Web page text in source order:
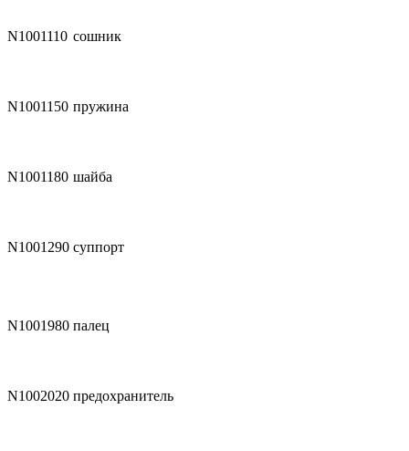
N1001110 сошник
N1001150 пружина
N1001180 шайба
N1001290 суппорт
N1001980 палец
N1002020 предохранитель